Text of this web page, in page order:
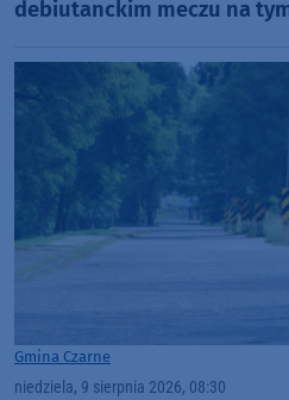
debiutanckim meczu na
Gmina Czarne
niedziela, 9 sierpnia 2026, 08:30